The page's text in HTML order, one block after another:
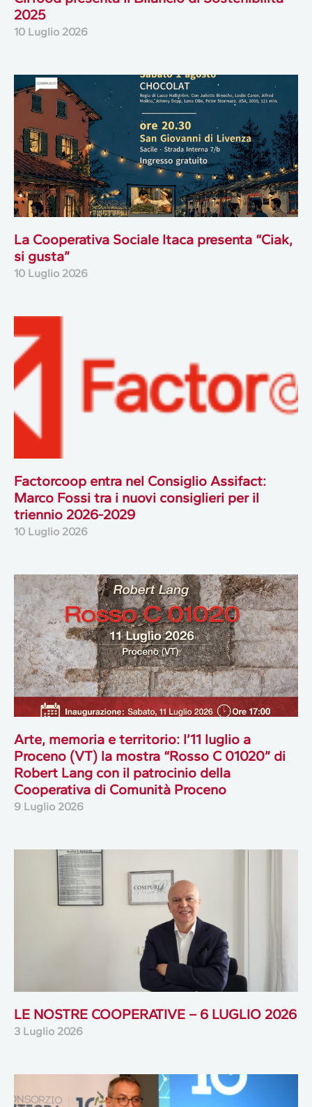
2025
10 Luglio 2026
La Cooperativa Sociale Itaca presenta “Ciak,
si gusta”
10 Luglio 2026
Factorcoop entra nel Consiglio Assifact:
Marco Fossi tra i nuovi consiglieri per il
triennio 2026-2029
10 Luglio 2026
Arte, memoria e territorio: l’11 luglio a
Proceno (VT) la mostra “Rosso C 01020” di
Robert Lang con il patrocinio della
Cooperativa di Comunità Proceno
9 Luglio 2026
LE NOSTRE COOPERATIVE – 6 LUGLIO 2026
3 Luglio 2026